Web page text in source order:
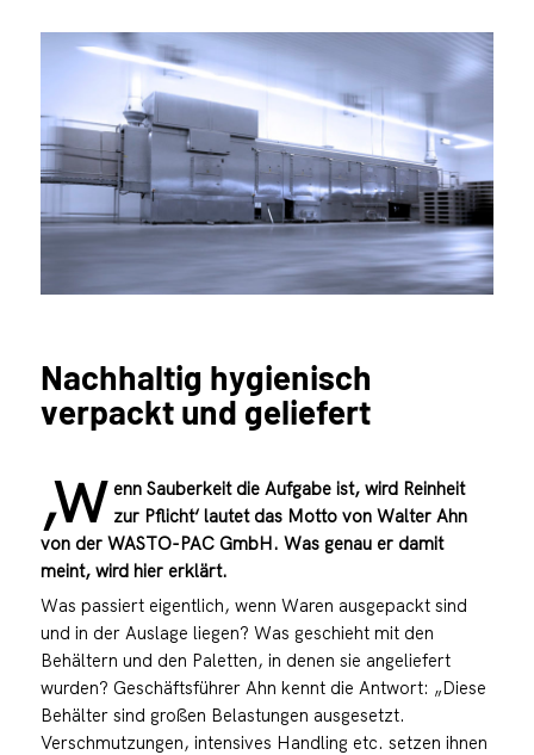
Nachhaltig hygienisch
verpackt und geliefert
‚W enn Sauberkeit die Aufgabe ist, wird Reinheit
zur Pflicht‘ lautet das Motto von Walter Ahn
von der WASTO-PAC GmbH. Was genau er damit
meint, wird hier erklärt.
Was passiert eigentlich, wenn Waren ausgepackt sind
und in der Auslage liegen? Was geschieht mit den
Behältern und den Paletten, in denen sie angeliefert
wurden? Geschäftsführer Ahn kennt die Antwort: „Diese
Behälter sind großen Belastungen ausgesetzt.
Verschmutzungen, intensives Handling etc. setzen ihnen